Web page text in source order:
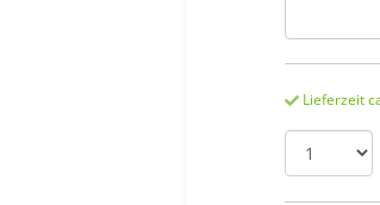
Lieferzeit